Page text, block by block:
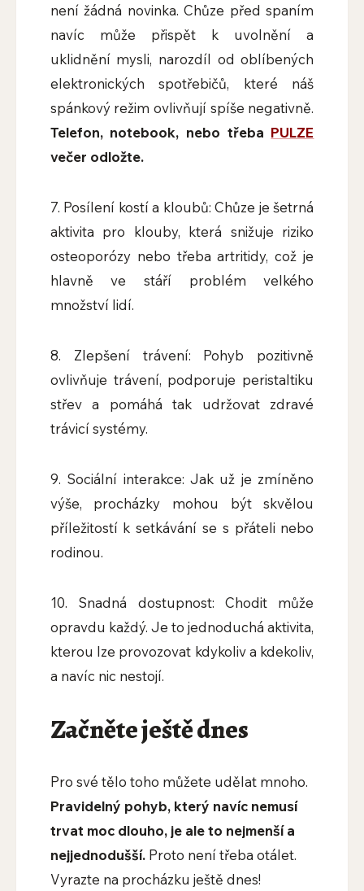
není žádná novinka. Chůze před spaním
navíc může přispět k uvolnění a
uklidnění mysli, narozdíl od oblíbených
elektronických spotřebičů, které náš
spánkový režim ovlivňují spíše negativně.
Telefon, notebook, nebo třeba PULZE
večer odložte.
7. Posílení kostí a kloubů: Chůze je šetrná
aktivita pro klouby, která snižuje riziko
osteoporózy nebo třeba artritidy, což je
hlavně ve stáří problém velkého
množství lidí.
8. Zlepšení trávení: Pohyb pozitivně
ovlivňuje trávení, podporuje peristaltiku
střev a pomáhá tak udržovat zdravé
trávicí systémy.
9. Sociální interakce: Jak už je zmíněno
výše, procházky mohou být skvělou
příležitostí k setkávání se s přáteli nebo
rodinou.
10. Snadná dostupnost: Chodit může
opravdu každý. Je to jednoduchá aktivita,
kterou lze provozovat kdykoliv a kdekoliv,
a navíc nic nestojí.
Začněte ještě dnes
Pro své tělo toho můžete udělat mnoho.
Pravidelný pohyb, který navíc nemusí
trvat moc dlouho, je ale to nejmenší a
nejjednodušší.Proto není třeba otálet.
Vyrazte na procházku ještě dnes!